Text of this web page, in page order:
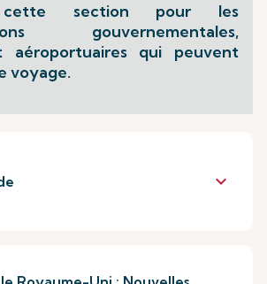
cette section pour les
gouvernementales,
aéroportuaires qui peuvent
voyage.
keyboard_arrow_down